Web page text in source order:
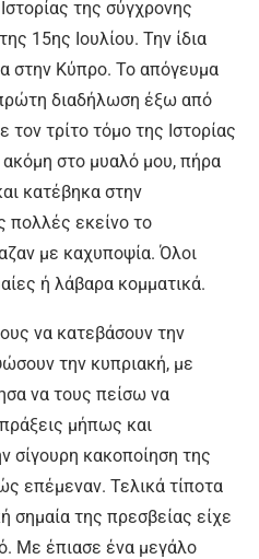
της σύγχρονης
15ης Ιουλίου. Την ίδια
στην Κύπρο. Το απόγευμα
διαδήλωση έξω από
τρίτο τόμο της Ιστορίας
ακόμη στο μυαλό μου, πήρα
κατέβηκα στην
πολλές εκείνο το
με καχυποψία. Όλοι
ή λάβαρα κομματικά.
να κατεβάσουν την
την κυπριακή, με
να τους πείσω να
μήπως και
σίγουρη κακοποίηση της
επέμεναν. Τελικά τίποτα
σημαία της πρεσβείας είχε
Με έπιασε ένα μεγάλο